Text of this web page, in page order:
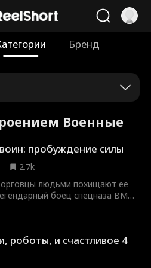
Бренд
Военные
пробуждение силы
2.7k
людьми похищают ее
боец спецназа ВМС
и уничтожить картель Наварро.
роботы, и счастливое 4